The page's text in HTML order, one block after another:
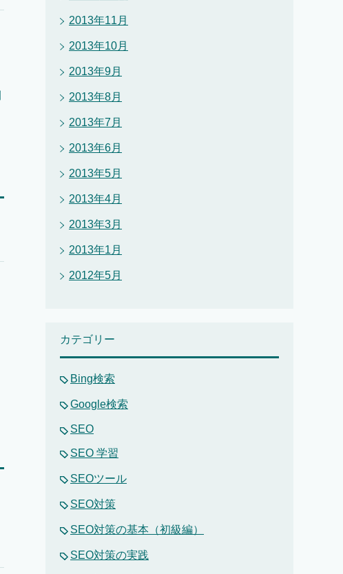
2013年11月
2013年10月
2013年9月
2013年8月
2013年7月
2013年6月
2013年5月
2013年4月
2013年3月
2013年1月
2012年5月
カテゴリー
Bing検索
Google検索
SEO
SEO 学習
SEOツール
SEO対策
SEO対策の基本（初級編）
SEO対策の実践